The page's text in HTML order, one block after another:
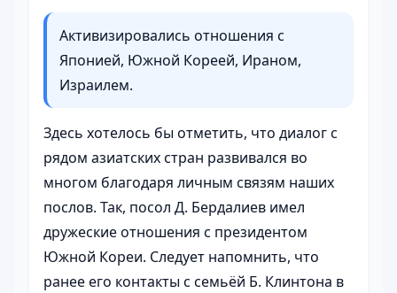
Активизировались отношения с
Японией, Южной Кореей, Ираном,
Израилем.
Здесь хотелось бы отметить, что диалог с
рядом азиатских стран развивался во
многом благодаря личным связям наших
послов. Так, посол Д. Бердалиев имел
дружеские отношения с президентом
Южной Кореи. Следует напомнить, что
ранее его контакты с семьёй Б. Клинтона в